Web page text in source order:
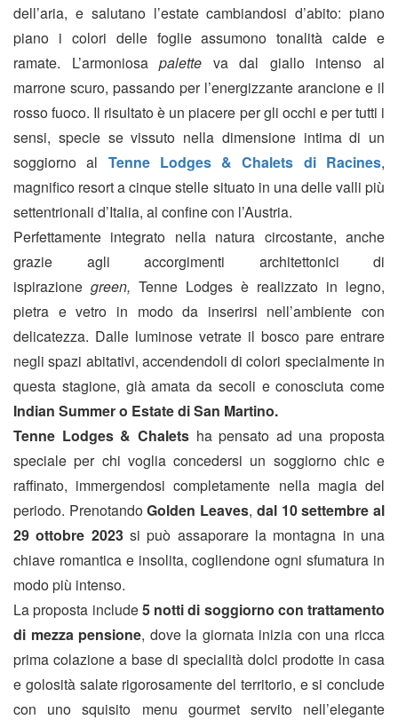
dell’aria, e salutano l’estate cambiandosi d’abito: piano
piano i colori delle foglie assumono tonalità calde e
ramate. L’armoniosapalette va dal giallo intenso al
marrone scuro, passando per l’energizzante arancione e il
rosso fuoco. Il risultato è un piacere per gli occhi e per tutti i
sensi, specie se vissuto nella dimensione intima di un
soggiorno al Tenne Lodges & Chalets di Racines,
magnifico resort a cinque stelle situato in una delle valli più
settentrionali d’Italia, al confine con l’Austria.
Perfettamente integrato nella natura circostante, anche
grazie agli accorgimenti architettonici di
ispirazione green, Tenne Lodges è realizzato in legno,
pietra e vetro in modo da inserirsi nell’ambiente con
delicatezza. Dalle luminose vetrate il bosco pare entrare
negli spazi abitativi, accendendoli di colori specialmente in
questa stagione, già amata da secoli e conosciuta come
Indian Summer o Estate di San Martino.
Tenne Lodges & Chaletsha pensato ad una proposta
speciale per chi voglia concedersi un soggiorno chic e
raffinato, immergendosi completamente nella magia del
periodo. PrenotandoGolden Leaves, dal 10 settembre al
29 ottobre 2023 si può assaporare la montagna in una
chiave romantica e insolita, cogliendone ogni sfumatura in
modo più intenso.
La proposta include5 notti di soggiorno con trattamento
di mezza pensione, dove la giornata inizia con una ricca
prima colazione a base di specialità dolci prodotte in casa
e golosità salate rigorosamente del territorio, e si conclude
con uno squisito menu gourmet servito nell’elegante